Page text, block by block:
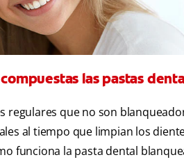
las pastas
regulares que no son
al tiempo que limpian los
funciona la pasta dental